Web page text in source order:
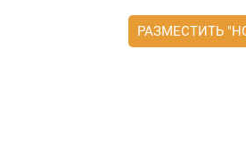
РАЗМЕСТИТЬ